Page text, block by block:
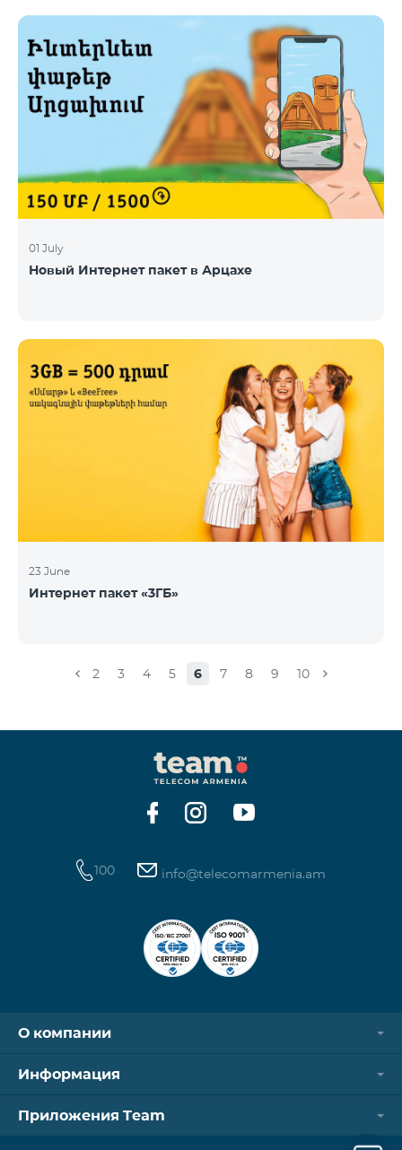
01 July
Новый Интернет пакет в Арцахе
23 June
Интернет пакет «3ГБ»
2 3 4 5 6 7 8 9 10
100 info@telecomarmenia.am
О компании
Информация
Приложения Team